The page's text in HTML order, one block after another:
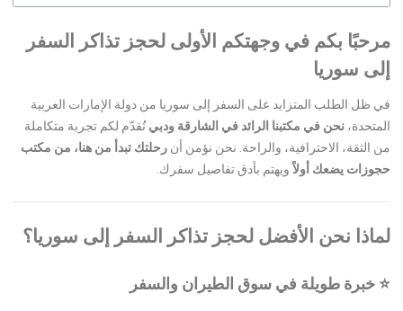
مرحبًا بكم في وجهتكم الأولى لحجز تذاكر السفر
إلى سوريا
في ظل الطلب المتزايد على السفر إلى سوريا من دولة الإمارات العربية
المتحدة، نحن في مكتبنا الرائد في الشارقة ودبينُقدّم لكم تجربة متكاملة
من الثقة، الاحترافية، والراحة. نحن نؤمن أن رحلتك تبدأ من هنا، من مكتب
حجوزات يضعك أولاًويهتم بأدق تفاصيل سفرك.
لماذا نحن الأفضل لحجز تذاكر السفر إلى سوريا؟
⭐خبرة طويلة في سوق الطيران والسفر